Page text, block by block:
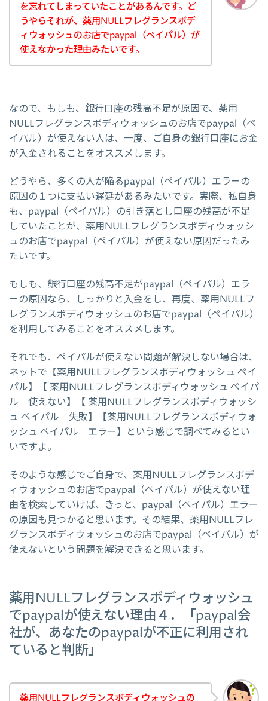
を忘れてしまっていたことがあるんです。ど
うやらそれが、薬用NULLフレグランスボデ
ィウォッシュのお店でpaypal（ペイパル）が
使えなかった理由みたいです。
なので、もしも、銀行口座の残高不足が原因で、薬用
NULLフレグランスボディウォッシュのお店でpaypal（ペ
イパル）が使えない人は、一度、ご自身の銀行口座にお金
が入金されることをオススメします。
どうやら、多くの人が陥るpaypal（ペイパル）エラーの
原因の１つに支払い遅延があるみたいです。実際、私自身
も、paypal（ペイパル）の引き落とし口座の残高が不足
していたことが、薬用NULLフレグランスボディウォッシ
ュのお店でpaypal（ペイパル）が使えない原因だったみ
たいです。
もしも、銀行口座の残高不足がpaypal（ペイパル）エラ
ーの原因なら、しっかりと入金をし、再度、薬用NULLフ
レグランスボディウォッシュのお店でpaypal（ペイパル）
を利用してみることをオススメします。
それでも、ペイパルが使えない問題が解決しない場合は、
ネットで【薬用NULLフレグランスボディウォッシュ ペイ
パル】【 薬用NULLフレグランスボディウォッシュ ペイパ
ル 使えない】【 薬用NULLフレグランスボディウォッシ
ュ ペイパル 失敗】【薬用NULLフレグランスボディウォ
ッシュ ペイパル エラー】という感じで調べてみるとい
いですよ。
そのような感じでご自身で、薬用NULLフレグランスボデ
ィウォッシュのお店でpaypal（ペイパル）が使えない理
由を検索していけば、きっと、paypal（ペイパル）エラー
の原因も見つかると思います。その結果、薬用NULLフレ
グランスボディウォッシュのお店でpaypal（ペイパル）が
使えないという問題を解決できると思います。
薬用NULLフレグランスボディウォッシュ
でpaypalが使えない理由４．「paypal会
社が、あなたのpaypalが不正に利用され
ていると判断」
薬用NULLフレグランスボディウォッシュの